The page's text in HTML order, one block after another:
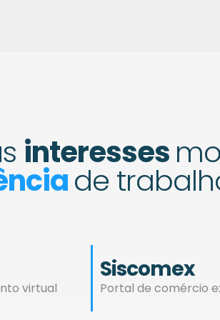
interesses
de
virtual
Siscomex
Portal de comércio